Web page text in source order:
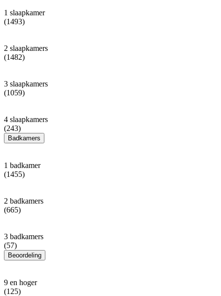
1 slaapkamer
(1493)
2 slaapkamers
(1482)
3 slaapkamers
(1059)
4 slaapkamers
(243)
Badkamers
1 badkamer
(1455)
2 badkamers
(665)
3 badkamers
(57)
Beoordeling
9 en hoger
(125)